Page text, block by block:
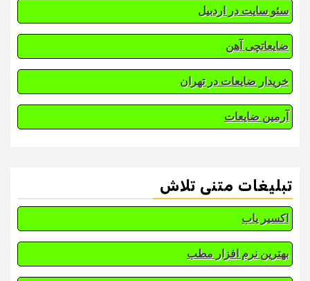
سئو سایت در اردبیل
ضایعاتچی آهن
خریدار ضایعات در تهران
آرمین ضایعات
تبلیغات متنی تلاش
اکسیر یاب
بهترین نرم افزار مطب